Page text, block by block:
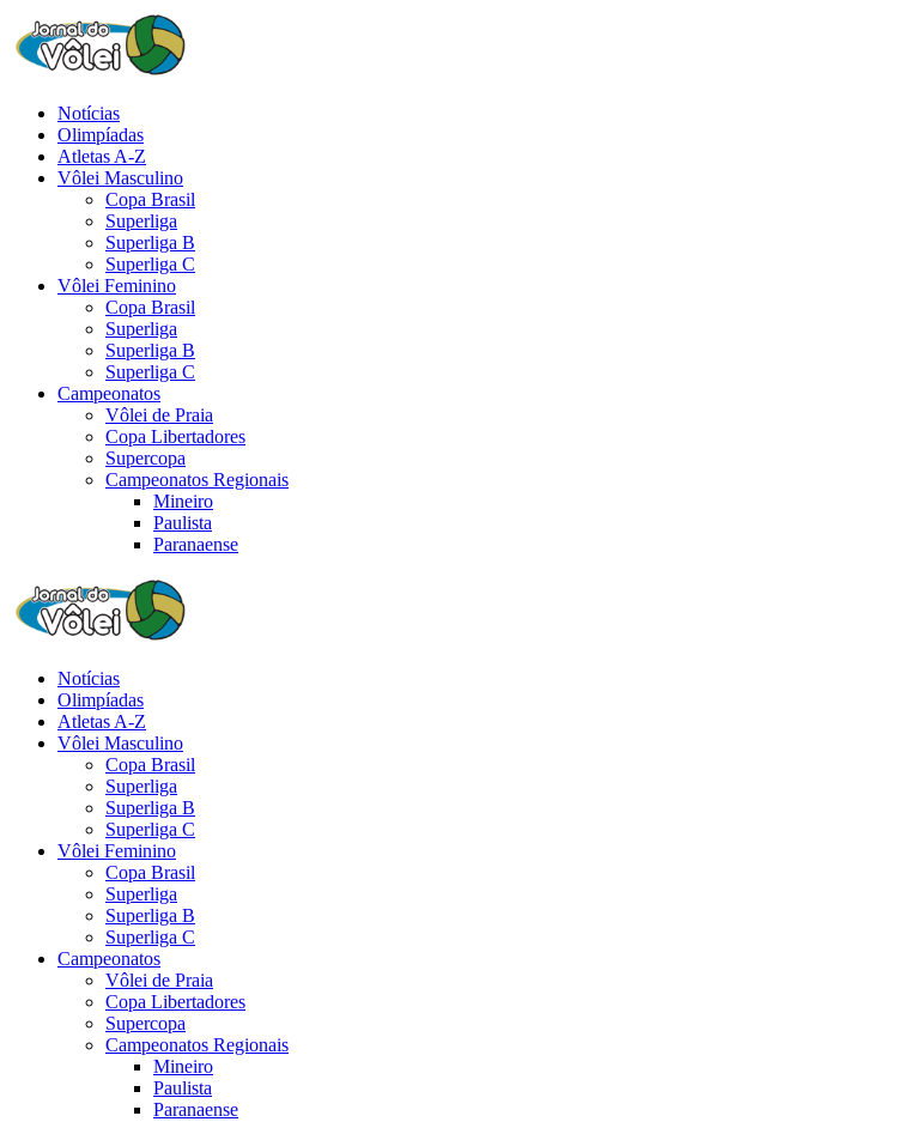
Notícias
Olimpíadas
Atletas A-Z
Vôlei Masculino
Copa Brasil
Superliga
Superliga B
Superliga C
Vôlei Feminino
Copa Brasil
Superliga
Superliga B
Superliga C
Campeonatos
Vôlei de Praia
Copa Libertadores
Supercopa
Campeonatos Regionais
Mineiro
Paulista
Paranaense
Notícias
Olimpíadas
Atletas A-Z
Vôlei Masculino
Copa Brasil
Superliga
Superliga B
Superliga C
Vôlei Feminino
Copa Brasil
Superliga
Superliga B
Superliga C
Campeonatos
Vôlei de Praia
Copa Libertadores
Supercopa
Campeonatos Regionais
Mineiro
Paulista
Paranaense